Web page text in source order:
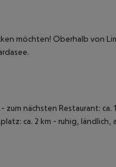
möchten! Oberhalb von
zum nächsten Restaurant: ca.
ca. 2 km - ruhig,